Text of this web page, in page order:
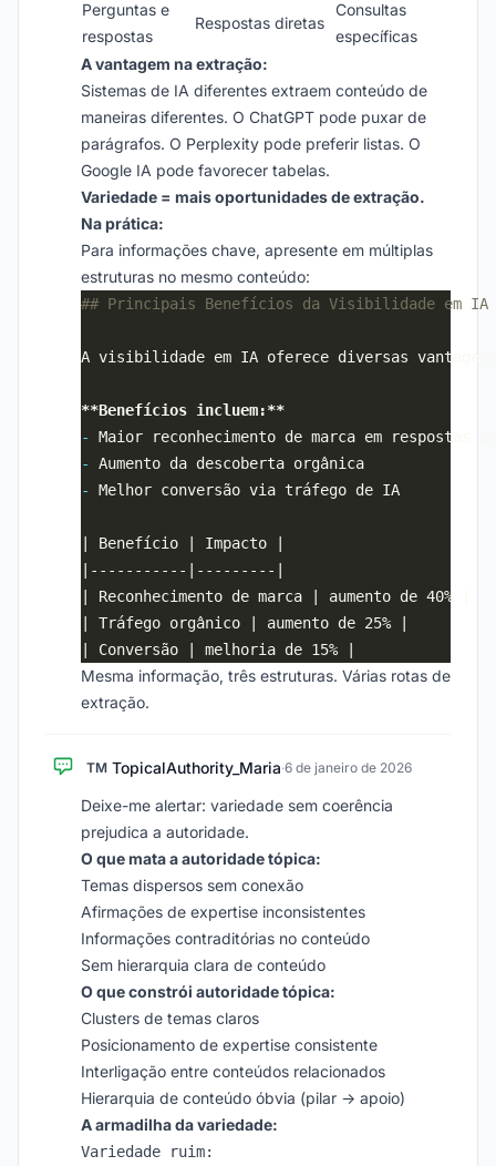
Perguntas e
respostas
Respostas diretas
Consultas
específicas
A vantagem na extração:
Sistemas de IA diferentes extraem conteúdo de
maneiras diferentes. O ChatGPT pode puxar de
parágrafos. O Perplexity pode preferir listas. O
Google IA pode favorecer tabelas.
Variedade = mais oportunidades de extração.
Na prática:
Para informações chave, apresente em múltiplas
estruturas no mesmo conteúdo:
**Benefícios incluem:**
-
-
-
Mesma informação, três estruturas. Várias rotas de
extração.
TM TopicalAuthority_Maria·6 de janeiro de 2026
Deixe-me alertar: variedade sem coerência
prejudica a autoridade.
O que mata a autoridade tópica:
Temas dispersos sem conexão
Afirmações de expertise inconsistentes
Informações contraditórias no conteúdo
Sem hierarquia clara de conteúdo
O que constrói autoridade tópica:
Clusters de temas claros
Posicionamento de expertise consistente
Interligação entre conteúdos relacionados
Hierarquia de conteúdo óbvia (pilar → apoio)
A armadilha da variedade:
Variedade ruim: